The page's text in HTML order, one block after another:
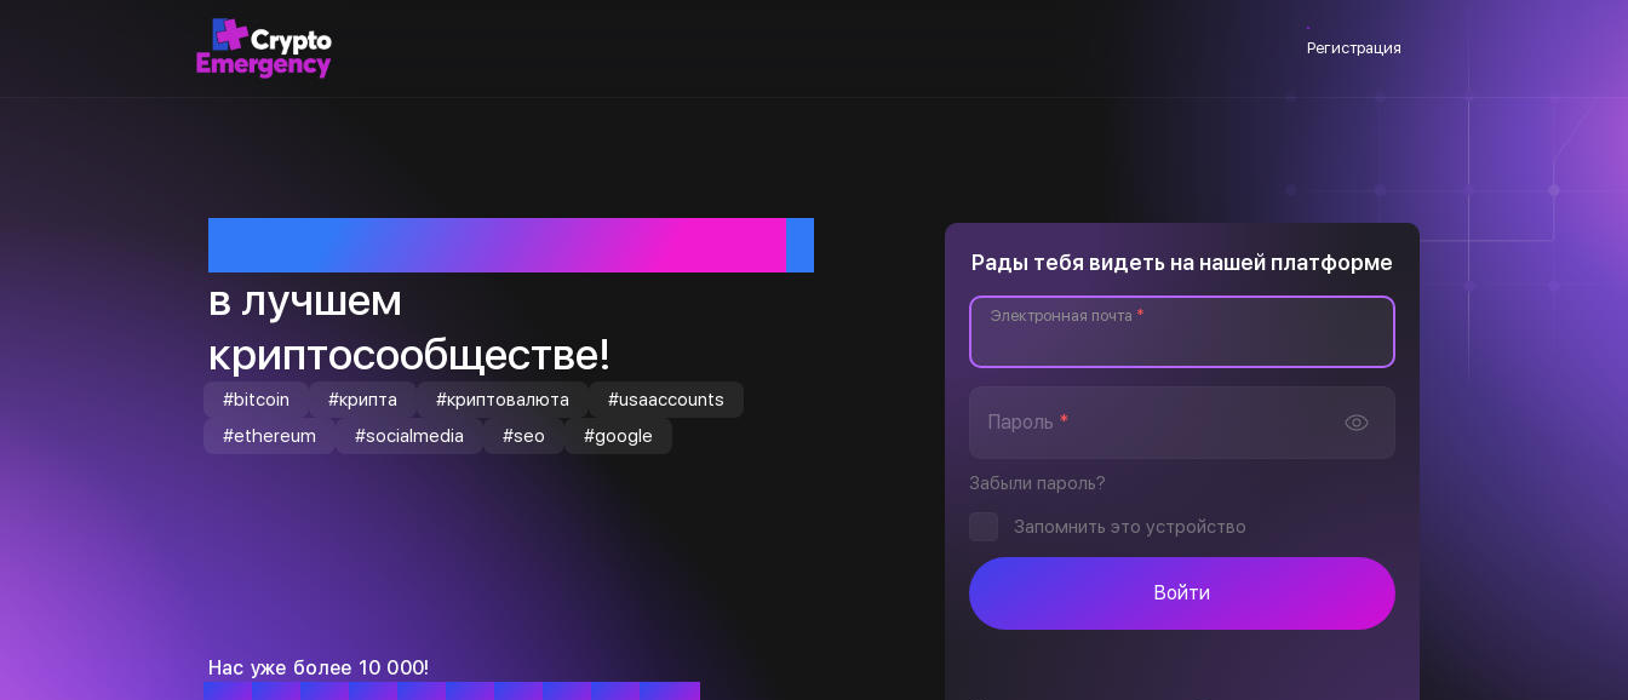
Регистрация
в лучшем
криптосообществе!
#bitcoin #крипта #криптовалюта
#usaaccounts
#ethereum
#socialmedia #seo #google
Нас уже более 10 000!
Рады тебя видеть на нашей платформе
Электронная почта *
Пароль *
Забыли пароль?
Запомнить это устройство
Войти